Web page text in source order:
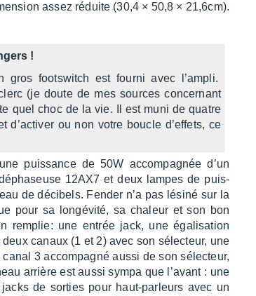
assez réduite (30,4 × 50,8 × 21,6cm).
!
foots­witch est fourni avec l’am­pli.
(je doute de mes sources concer­nant
quel choc de la vie. Il est muni de quatre
ou non votre boucle d’ef­fets, ce
puis­sance de 50W accom­pa­gnée d’un
12AX7 et deux lampes de puis­
de déci­bels. Fender n’a pas lésiné sur la
pour sa longé­vité, sa chaleur et son bon
remplie: une entrée jack, une égali­sa­tion
canaux (1 et 2) avec son sélec­teur, une
3 accom­pa­gné aussi de son sélec­teur,
arrière est aussi sympa que l’avant : une
de sorties pour haut-parleurs avec un